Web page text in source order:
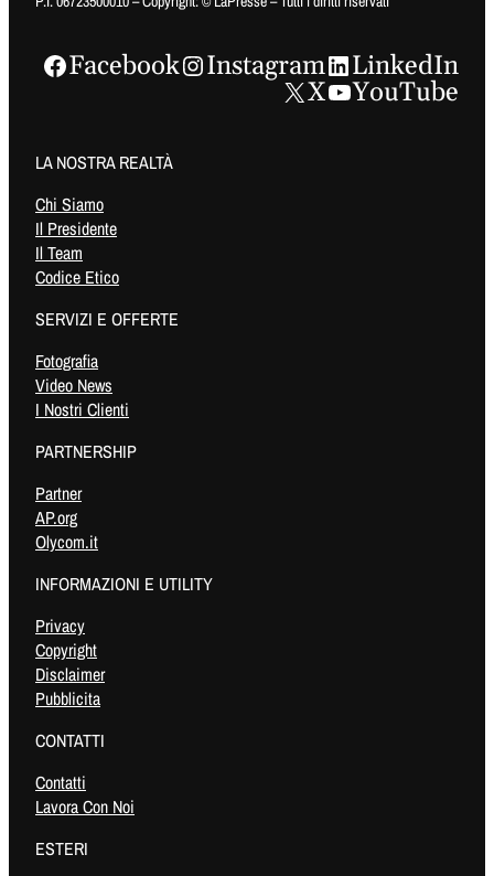
Facebook Instagram
LinkedIn
X
YouTube
LA NOSTRA REALTÀ
Chi Siamo
Il Presidente
Il Team
Codice Etico
SERVIZI E OFFERTE
Fotografia
Video News
I Nostri Clienti
PARTNERSHIP
Partner
AP.org
Olycom.it
INFORMAZIONI E UTILITY
Privacy
Copyright
Disclaimer
Pubblicita
CONTATTI
Contatti
Lavora Con Noi
ESTERI